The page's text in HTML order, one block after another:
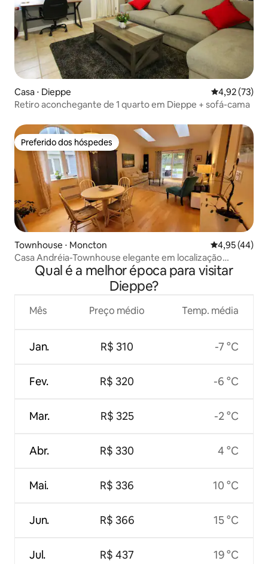
Casa ⋅ Dieppe 4,92 de uma
4,92 (73)
Retiro aconchegante de 1 quarto em Dieppe + sofá-cama
Preferido dos hóspedes
Preferido dos hóspedes
Townhouse ⋅ Moncton 4,95 de uma
4,95 (44)
Casa Andréia-Townhouse elegante em localização
perfeitaQual é a melhor época para visitar
Dieppe?
Mês
Jan.
Fev.
Mar.
Abr.
Mai.
Jun.
Jul.
Preço médio
R$ 310
R$ 320
R$ 325
R$ 330
R$ 336
R$ 366
R$ 437
Temp. média
-7 °C
-6 °C
-2 °C
4 °C
10 °C
15 °C
19 °C